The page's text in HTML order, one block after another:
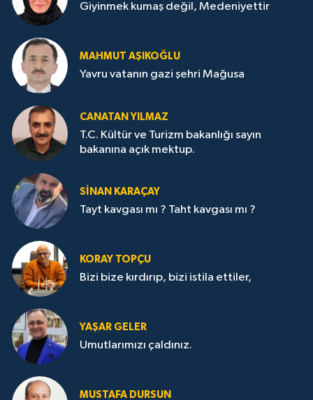
Giyinmek kumaş değil, Medeniyettir
MAHMUT AŞIKOĞLU
Yavru vatanın gazi şehri Mağusa
CANATAN YILMAZ
T.C. Kültür ve Turizm bakanlığı sayın
bakanına açık mektup.
SİNAN KARAÇAY
Tayt kavgası mı ? Taht kavgası mı ?
KORAY TOPÇU
Bizi bize kırdırıp, bizi istila ettiler,
YAŞAR GELER
Umutlarımızı çaldınız.
MUSTAFA DURSUN